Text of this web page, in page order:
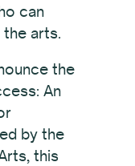
can
arts.
the
An
by the
this